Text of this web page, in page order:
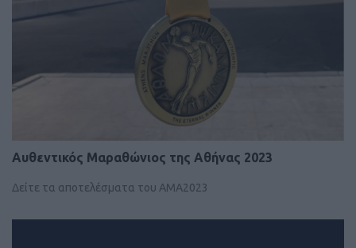
Αυθεντικός Μαραθώνιος της Αθήνας 2023
Δείτε τα αποτελέσματα του ΑΜΑ2023